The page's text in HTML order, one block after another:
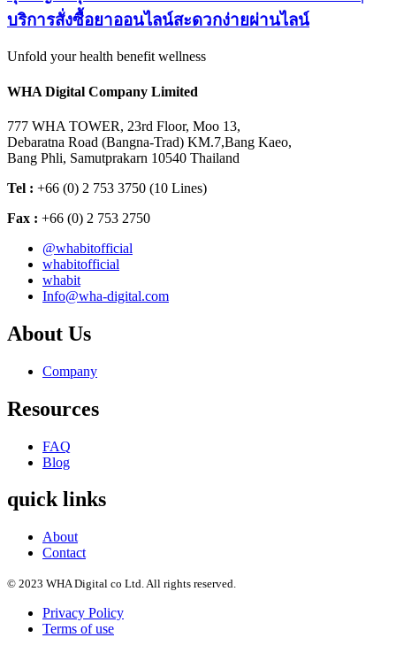
บริการสั่งซื้อยาออนไลน์สะดวกง่ายผ่านไลน์
Unfold your health benefit wellness
WHA Digital Company Limited
777 WHA TOWER, 23rd Floor, Moo 13,
Debaratna Road (Bangna-Trad) KM.7,Bang Kaeo,
Bang Phli, Samutprakarn 10540 Thailand
Tel : +66 (0) 2 753 3750 (10 Lines)
Fax : +66 (0) 2 753 2750
@whabitofficial
whabitofficial
whabit
Info@wha-digital.com
About Us
Company
Resources
FAQ
Blog
quick links
About
Contact
© 2023 WHA Digital co Ltd. All rights reserved.
Privacy Policy
Terms of use